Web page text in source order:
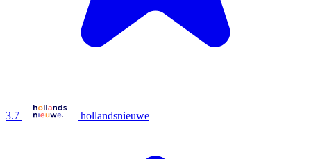
3.7 hollandsnieuwe